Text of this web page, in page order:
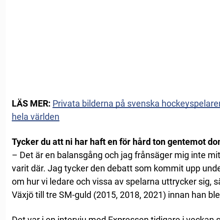
LÄS MER: Privata bilderna på svenska
hela världen
Tycker du att ni har haft en för hård ton gentemot
– Det är en balansgång och jag frånsäger mig inte
varit där. Jag tycker den debatt som kommit upp
om hur vi ledare och vissa av spelarna uttrycker sig,
Växjö till tre SM-guld (2015, 2018, 2021) innan han